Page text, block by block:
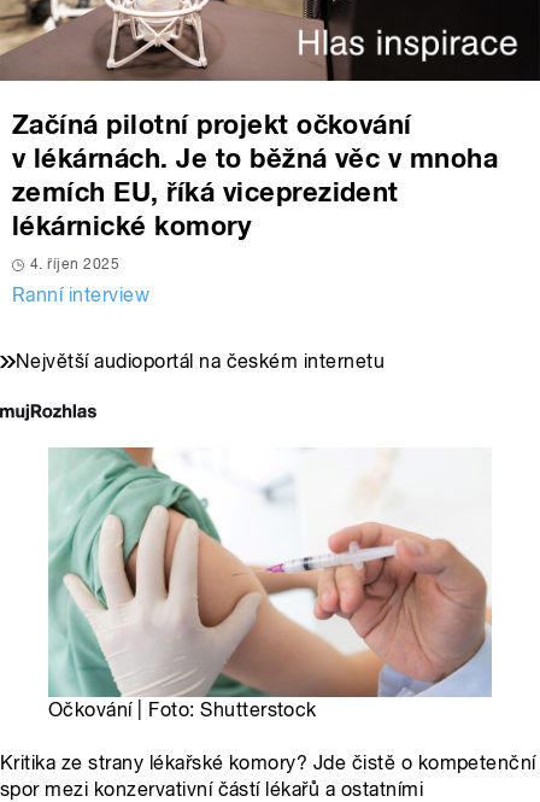
Začíná pilotní projekt očkování
v lékárnách. Je to běžná věc v mnoha
zemích EU, říká viceprezident
lékárnické komory
4. říjen 2025
Ranní interview
Největší audioportál na českém internetu
Očkování | Foto: Shutterstock
Kritika ze strany lékařské komory? Jde čistě o kompetenční
spor mezi konzervativní částí lékařů a ostatními